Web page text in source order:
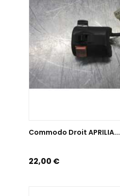
Commodo Droit APRILIA...
Prix
22,00 €